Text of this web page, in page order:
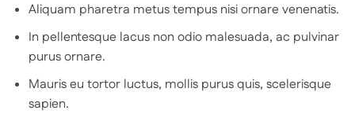
Aliquam pharetra metus tempus nisi ornare venenatis.
In pellentesque lacus non odio malesuada, ac pulvinar
purus ornare.
Mauris eu tortor luctus, mollis purus quis, scelerisque
sapien.